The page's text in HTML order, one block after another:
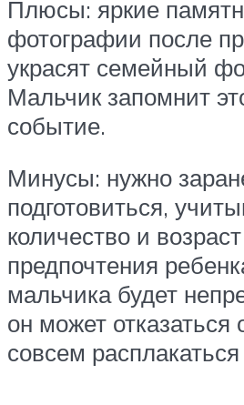
Плюсы: яркие
фотографии после
украсят семейный
Мальчик запомнит
событие.
Минусы: нужно
подготовиться,
количество и возраст
предпочтения
мальчика будет
он может отказаться
совсем расплакаться